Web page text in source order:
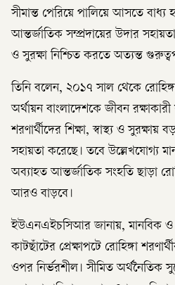
সীমান্ত পেরিয়ে পালিয়ে আসতে বাধ্য
আন্তর্জাতিক সম্প্রদায়ের উদার
ও সুরক্ষা নিশ্চিত করতে অত্যন্ত
তিনি বলেন, ২০১৭ সাল থেকে রোহিঙ্গা
অর্থায়ন বাংলাদেশকে জীবন
শরণার্থীদের শিক্ষা, স্বাস্থ্য ও
সহায়তা করেছে। তবে উল্লেখযোগ্য
অব্যাহত আন্তর্জাতিক সংহতি ছাড়া
আরও বাড়বে।
ইউএনএইচসিআর জানায়, মানবিক ও
কাটছাঁটের প্রেক্ষাপটে রোহিঙ্গা
ওপর নির্ভরশীল। সীমিত অর্থনৈতিক